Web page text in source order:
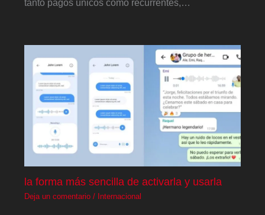
tanto pagos únicos como recurrentes,…
la forma más sencilla de activarla y usarla
Deja un comentario / Internacional